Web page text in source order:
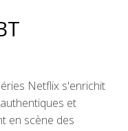
Netflix s'enrichit
et
en scène des